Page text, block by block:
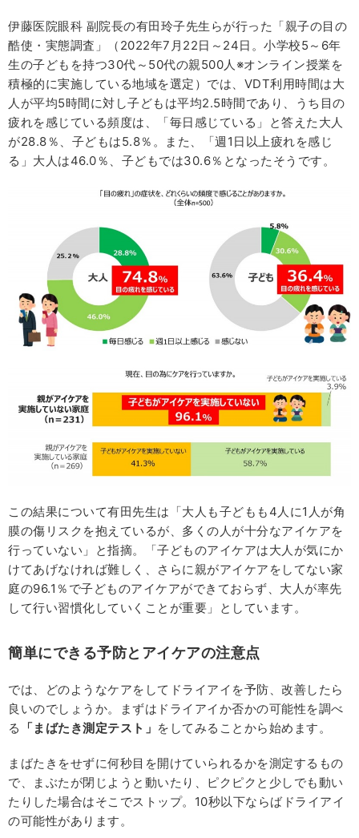
伊藤医院眼科 副院長の有田玲子先生らが行った「親子の目の
酷使・実態調査」（2022年7月22日～24日。小学校5～6年
生の子どもを持つ30代～50代の親500人※オンライン授業を
積極的に実施している地域を選定）では、VDT利用時間は大
人が平均5時間に対し子どもは平均2.5時間であり、うち目の
疲れを感じている頻度は、「毎日感じている」と答えた大人
が28.8％、子どもは5.8％。また、「週1日以上疲れを感じ
る」大人は46.0％、子どもでは30.6％となったそうです。
この結果について有田先生は「大人も子どもも4人に1人が角
膜の傷リスクを抱えているが、多くの人が十分なアイケアを
行っていない」と指摘。「子どものアイケアは大人が気にか
けてあげなければ難しく、さらに親がアイケアをしてない家
庭の96.1％で子どものアイケアができておらず、大人が率先
して行い習慣化していくことが重要」としています。
簡単にできる予防とアイケアの注意点
では、どのようなケアをしてドライアイを予防、改善したら
良いのでしょうか。まずはドライアイか否かの可能性を調べ
る
「まばたき測定テスト」 をしてみることから始めます。
まばたきをせずに何秒目を開けていられるかを測定するもの
で、まぶたが閉じようと動いたり、ピクピクと少しでも動い
たりした場合はそこでストップ。10秒以下ならばドライアイ
の可能性があります。